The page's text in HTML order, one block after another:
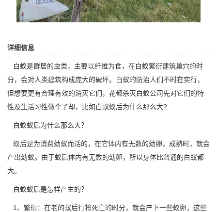
详细信息
白蚁是群居的虫类，主要以纤维为食，在白蚁繁衍建筑巢穴的时
分，会对人类建筑构成庞大的破坏。白蚁的防治人们不时在实行，
但想要更有合理有效的消灭它们， 花都杀灭白蚁公司先对它们的特
性及生活习性做个了却，比如白蚁蚁后为什么那么大?
白蚁蚁后为什么那么大？
蚁后是为消费幼蚁而活的，在它体内有无数的幼卵，成熟时，就会
产出幼蚁。由于蚁后体内有无数的幼卵，所以身体比普通的白蚁都
大。
白蚁蚁后是怎样产生的？
1、繁衍：在老的蚁后行将死亡的时分，就会产下一些蚁卵，这些